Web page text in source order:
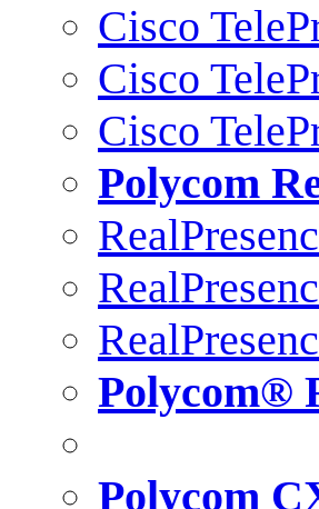
Cisco
Cisco
Cisco
Polycom
Polycom®
Polycom